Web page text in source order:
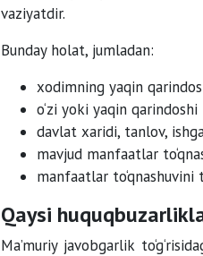
vaziyatdir.
Bunday holat, jumladan:
xodimning yaqin
o‘zi yoki yaqin
davlat xaridi, tanlov,
mavjud manfaatlar
manfaatlar
Qaysi
Ma’muriy javobgarlik